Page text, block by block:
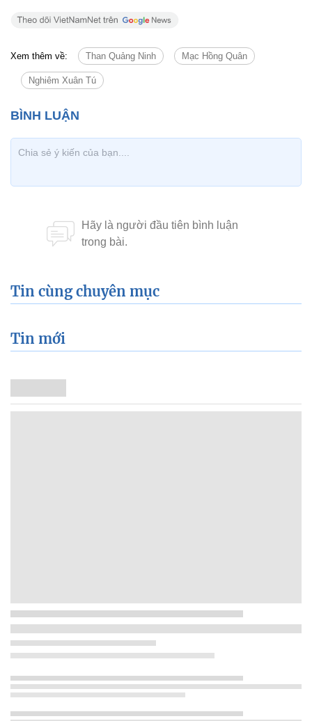
Xem thêm về: Than Quảng Ninh Mạc Hồng Quân
Nghiêm Xuân Tú
Tin cùng chuyên mục
Tin mới